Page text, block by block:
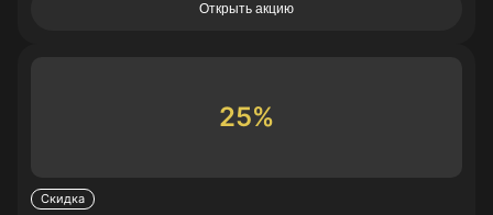
Открыть акцию
25%
Скидка